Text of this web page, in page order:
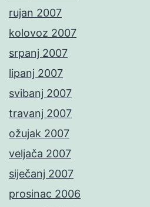
rujan 2007
kolovoz 2007
srpanj 2007
lipanj 2007
svibanj 2007
travanj 2007
ožujak 2007
veljača 2007
siječanj 2007
prosinac 2006